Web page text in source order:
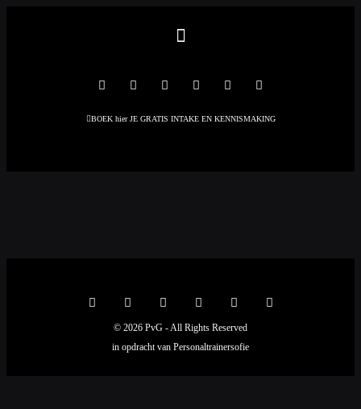
BOEK hier JE GRATIS INTAKE EN KENNISMAKING
© 2026 PvG - All Rights Reserved
in opdracht van Personaltrainersofie